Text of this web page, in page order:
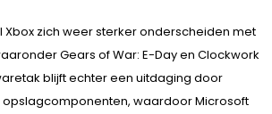
Xbox zich weer sterker onderscheiden met
Gears of War: E-Day en Clockwork
blijft echter een uitdaging door
waardoor Microsoft